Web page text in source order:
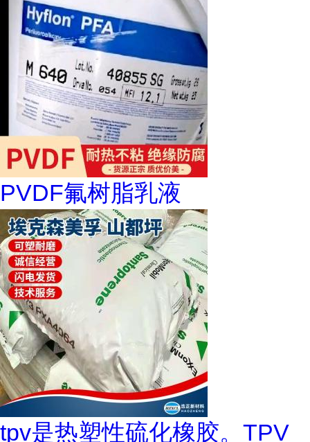
PVDF氟树脂乳液
tpv是热塑性硫化橡胶。TPV